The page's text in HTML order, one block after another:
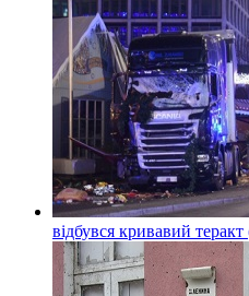
відбувся кривавий